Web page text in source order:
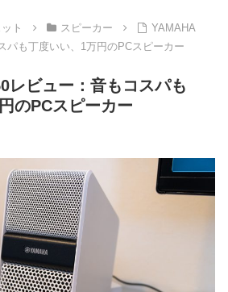
ト スピーカー
YAMAHA
パも丁度いい、1万円のPCスピーカー
レビュー：音もコスパも
のPCスピーカー